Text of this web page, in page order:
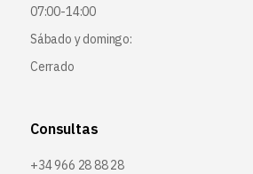
07:00-14:00
Sábado y domingo:
Cerrado
Consultas
+34 966 28 88 28